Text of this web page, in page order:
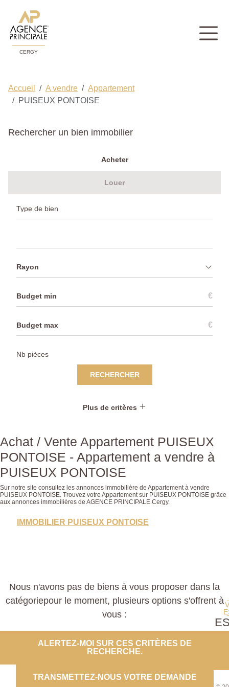
CERGY
Accueil A vendre
Appartement
PUISEUX PONTOISE
Rechercher un bien immobilier
Acheter
Louer
Rayon
€
€
RECHERCHER
Plus de critères
Achat / Vente Appartement PUISEUX
PONTOISE - Appartement a vendre à
PUISEUX PONTOISE
Sur notre site consultez les annonces immobilière de Appartement à vendre
PUISEUX PONTOISE. Trouvez votre Appartement sur PUISEUX PONTOISE grâce
aux annonces immobilières de AGENCE PRINCIPALE Cergy.
IMMOBILIER PUISEUX PONTOISE
Nous n'avons pas de biens à vous proposer dans la
catégoriepour le moment, plusieurs options s'offrent à
vous :
ALERTEZ-MOI SUR CES CRITÈRES DE
RECHERCHE.
TRANSMETTEZ-NOUS VOTRE DEMANDE